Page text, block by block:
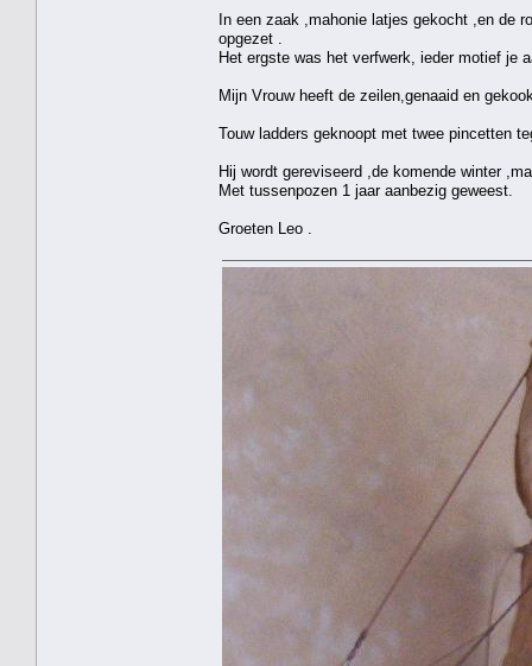
In een zaak ,mahonie latjes gekocht ,en de
opgezet .
Het ergste was het verfwerk, ieder motief je
Mijn Vrouw heeft de zeilen,genaaid en
Touw ladders geknoopt met twee pincetten
Hij wordt gereviseerd ,de komende winter
Met tussenpozen 1 jaar aanbezig geweest.
Groeten Leo .